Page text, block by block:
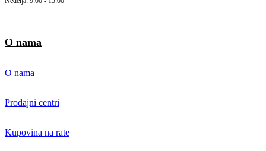
O nama
O nama
Prodajni centri
Kupovina na rate